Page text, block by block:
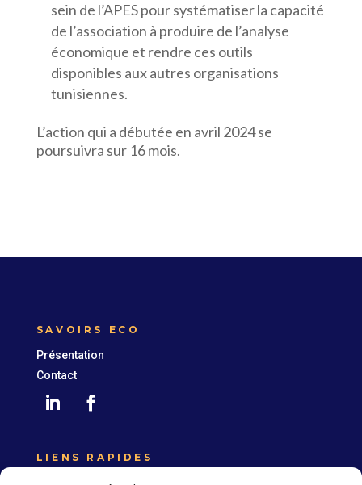
sein de l’APES pour systématiser la capacité
de l’association à produire de l’analyse
économique et rendre ces outils
disponibles aux autres organisations
tunisiennes.
L’action qui a débutée en avril 2024 se
poursuivra sur 16 mois.
SAVOIRS ECO
Présentation
Contact
LIENS RAPIDES